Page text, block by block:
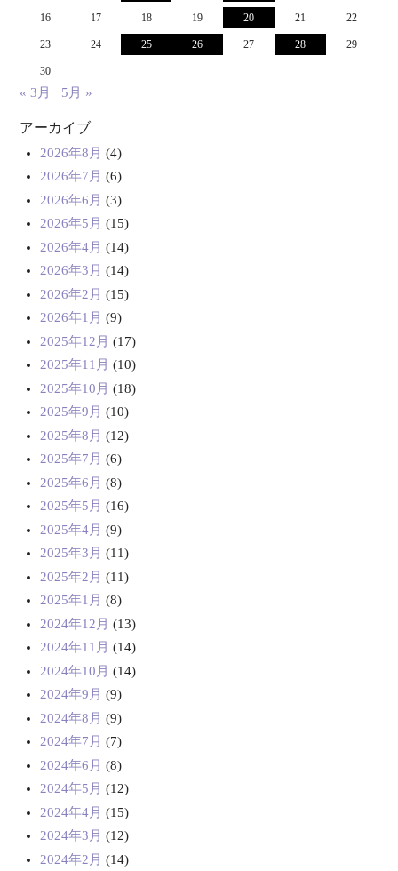
16 17 18 19 20 21 22
23 24 25 26 27 28 29
30
« 3月 5月 »
アーカイブ
2026年8月 (4)
2026年7月 (6)
2026年6月 (3)
2026年5月 (15)
2026年4月 (14)
2026年3月 (14)
2026年2月 (15)
2026年1月 (9)
2025年12月 (17)
2025年11月 (10)
2025年10月 (18)
2025年9月 (10)
2025年8月 (12)
2025年7月 (6)
2025年6月 (8)
2025年5月 (16)
2025年4月 (9)
2025年3月 (11)
2025年2月 (11)
2025年1月 (8)
2024年12月 (13)
2024年11月 (14)
2024年10月 (14)
2024年9月 (9)
2024年8月 (9)
2024年7月 (7)
2024年6月 (8)
2024年5月 (12)
2024年4月 (15)
2024年3月 (12)
2024年2月 (14)